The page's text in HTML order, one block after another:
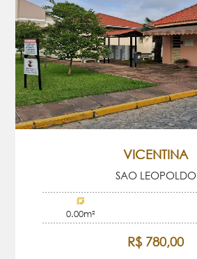
VICENTINA
SAO LEOPOLDO
0.00m²
R$ 780,00